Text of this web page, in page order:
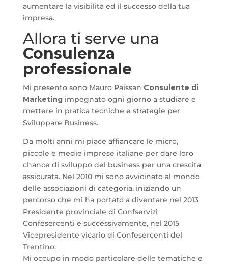
aumentare la visibilità ed il successo della tua
impresa.
Allora ti serve una
Consulenza
professionale
Mi presento sono Mauro Paissan Consulente di
Marketingimpegnato ogni giorno a studiare e
mettere in pratica tecniche e strategie per
Sviluppare Business.
Da molti anni mi piace affiancare le micro,
piccole e medie imprese italiane per dare loro
chance di sviluppo del business per una crescita
assicurata. Nel 2010 mi sono avvicinato al mondo
delle associazioni di categoria, iniziando un
percorso che mi ha portato a diventare nel 2013
Presidente provinciale di Confservizi
Confesercenti e successivamente, nel 2015
Vicepresidente vicario di Confesercenti del
Trentino.
Mi occupo in modo particolare delle tematiche e